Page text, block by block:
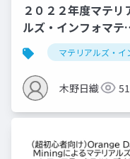
２０２２年度マテリ
ルズ・インフォマテ
クス連続セミナー：
ータ解析学基礎
マテリアルズ・イ
木野日織